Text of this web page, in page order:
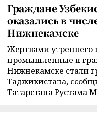
Граждане
оказались в
Нижнекамске
Жертвами утреннего
промышленные и
Нижнекамске стали
Таджикистана,
Татарстана Рустама